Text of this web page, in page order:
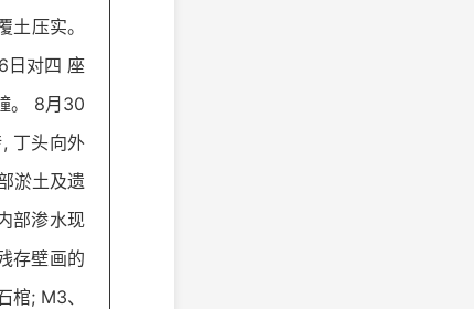
压实。
日对四 座
。 8月30
丁头向外
淤土及遗
部渗水现
存壁画的
; M3、